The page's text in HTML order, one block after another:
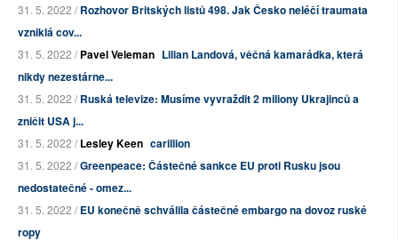
31. 5. 2022 /Rozhovor Britských listů 498. Jak Česko neléčí traumata
vzniklá cov...
31. 5. 2022 /Pavel Veleman Lilian Landová, věčná kamarádka, která
nikdy nezestárne...
31. 5. 2022 /Ruská televize: Musíme vyvraždit 2 miliony Ukrajinců a
zničit USA j...
31. 5. 2022 /Lesley Keen carillion
31. 5. 2022 /Greenpeace: Částečné sankce EU proti Rusku jsou
nedostatečné - omez...
31. 5. 2022 /EU konečně schválila částečné embargo na dovoz ruské
ropy